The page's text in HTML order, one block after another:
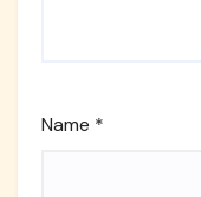
Name *